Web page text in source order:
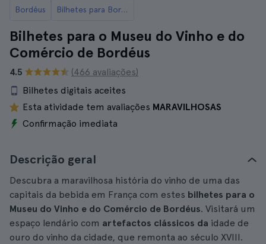
Bordéus Bilhetes para Bordéus
Bilhetes para o Museu do Vinho e do
Comércio de Bordéus
4.5
(466 avaliações)
Bilhetes digitais aceites
Esta atividade tem avaliações MARAVILHOSAS
Confirmação imediata
Descrição geral
Descubra a maravilhosa história do vinho de uma das
capitais da bebida em França com estes bilhetes para o
Museu do Vinho e do Comércio de Bordéus. Visitará um
espaço lendário com artefactos clássicos da idade de
ouro do vinho da cidade, que remonta ao século XVIII.